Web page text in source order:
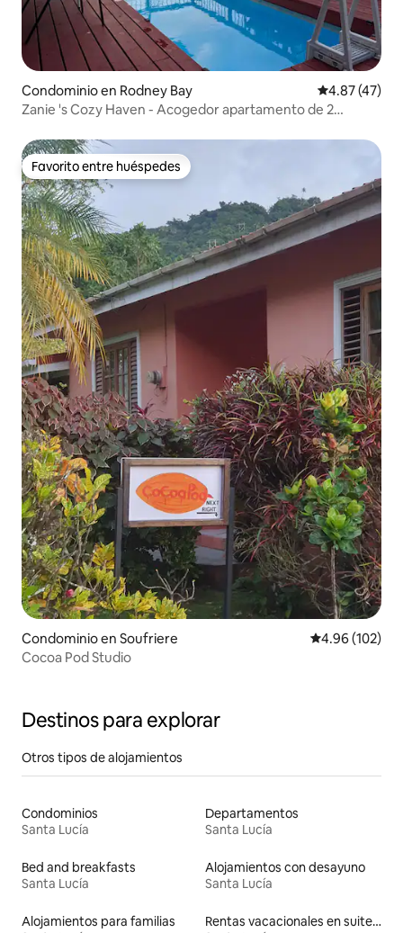
Condominio en Rodney Bay Calificación
4.87 (47)
Zanie 's Cozy Haven - Acogedor apartamento de 2
Favorito entre huéspedes
Favorito entre huéspedes
Condominio en Soufriere Calificación
4.96 (102)
Cocoa Pod Studio
Destinos para explorar
Otros tipos de alojamientos
Condominios
Santa Lucía
Departamentos
Santa Lucía
Bed and breakfasts
Santa Lucía
Alojamientos con desayuno
Santa Lucía
Alojamientos para familias
Rentas vacacionales en suites privadas